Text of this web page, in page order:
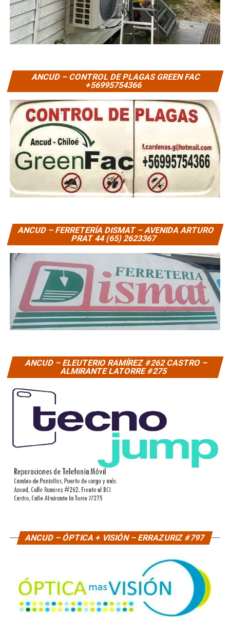
ANCUD – CONTROL DE PLAGAS GREEN FAC
+56995754366
ANCUD – FERRETERÍA DISMAT – AVENIDA ARTURO
PRAT 44 (65) 2623367
ANCUD – ELEUTERIO RAMÍREZ #262 CASTRO –
ALMIRANTE LATORRE #275
ANCUD – ÓPTICA + VISIÓN – ERRAZURIZ #797